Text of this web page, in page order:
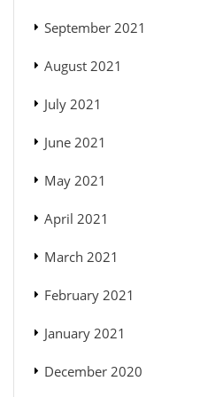
September 2021
August 2021
July 2021
June 2021
May 2021
April 2021
March 2021
February 2021
January 2021
December 2020